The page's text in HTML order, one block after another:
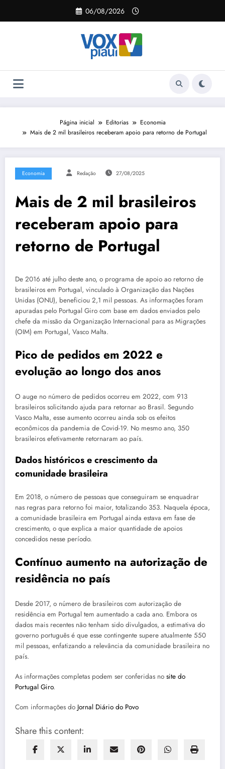
o
06/08/2026
Página inicial Editorias
Economia
Mais de 2 mil brasileiros receberam apoio para retorno de Portugal
Economia Redação 27/08/2025
Mais de 2 mil brasileiros
receberam apoio para
retorno de Portugal
De 2016 até julho deste ano, o programa de apoio ao retorno de
brasileiros em Portugal, vinculado à Organização das Nações
Unidas (ONU), beneficiou 2,1 mil pessoas. As informações foram
apuradas pelo Portugal Giro com base em dados enviados pelo
chefe da missão da Organização Internacional para as Migrações
(OIM) em Portugal, Vasco Malta.
Pico de pedidos em 2022 e
evolução ao longo dos anos
O auge no número de pedidos ocorreu em 2022, com 913
brasileiros solicitando ajuda para retornar ao Brasil. Segundo
Vasco Malta, esse aumento ocorreu ainda sob os efeitos
econômicos da pandemia de Covid-19. No mesmo ano, 350
brasileiros efetivamente retornaram ao país.
Dados históricos e crescimento da
comunidade brasileira
Em 2018, o número de pessoas que conseguiram se enquadrar
nas regras para retorno foi maior, totalizando 353. Naquela época,
a comunidade brasileira em Portugal ainda estava em fase de
crescimento, o que explica a maior quantidade de apoios
concedidos nesse período.
Contínuo aumento na autorização de
residência no país
Desde 2017, o número de brasileiros com autorização de
residência em Portugal tem aumentado a cada ano. Embora os
dados mais recentes não tenham sido divulgados, a estimativa do
governo português é que esse contingente supere atualmente 550
mil pessoas, enfatizando a relevância da comunidade brasileira no
país.
As informações completas podem ser conferidas no site do
Portugal Giro.
Com informações do Jornal Diário do Povo
Share this content: